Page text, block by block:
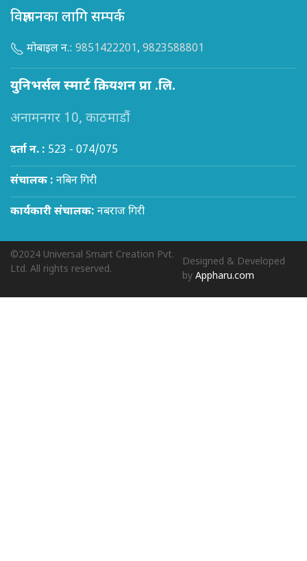
विज्ञापनका लागि सम्पर्क
मोबाइल न.: 9851422201, 9823588801
युनिभर्सल स्मार्ट क्रियशन प्रा .लि.
अनामनगर 10, काठमाडौं
दर्ता न. : 523 - 074/075
संचालक : नबिन गिरी
कार्यकारी संचालक: नबराज गिरी
©2024 Universal Smart Creation Pvt.
Ltd. All rights reserved.
Designed & Developed
byAppharu.com